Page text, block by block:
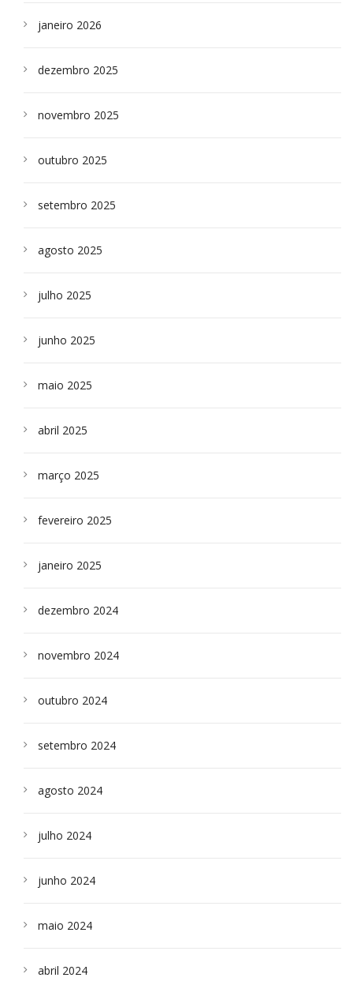
janeiro 2026
dezembro 2025
novembro 2025
outubro 2025
setembro 2025
agosto 2025
julho 2025
junho 2025
maio 2025
abril 2025
março 2025
fevereiro 2025
janeiro 2025
dezembro 2024
novembro 2024
outubro 2024
setembro 2024
agosto 2024
julho 2024
junho 2024
maio 2024
abril 2024